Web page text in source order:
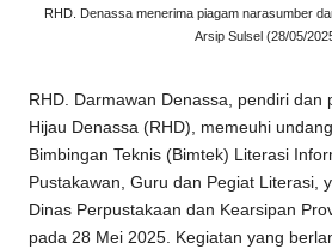
RHD. Denassa menerima piagam narasumber
Arsip Sulsel (28/05/
RHD . Darmawan Denassa, pendiri dan
Hijau Denassa (RHD), memeuhi
Bimbingan Teknis (Bimtek) Literasi
Pustakawan, Guru dan Pegiat Literasi,
Dinas Perpustakaan dan Kearsipan
pada 28 Mei 2025. Kegiatan yang